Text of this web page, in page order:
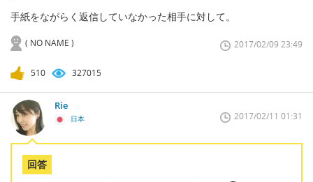
手紙をながらく返信していなかった相手に対して。
( NO NAME ) 2017/02/09 23:49
510 327015
Rie
日本 2017/02/11 01:31
回答